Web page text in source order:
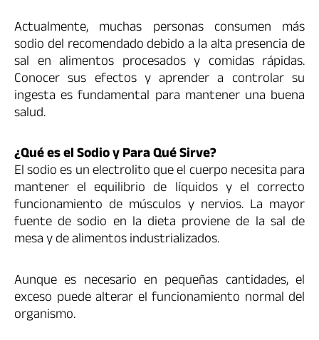
Actualmente, muchas personas consumen más
sodio del recomendado debido a la alta presencia de
sal en alimentos procesados y comidas rápidas.
Conocer sus efectos y aprender a controlar su
ingesta es fundamental para mantener una buena
salud.
¿Qué es el Sodio y Para Qué Sirve?
El sodio es un electrolito que el cuerpo necesita para
mantener el equilibrio de líquidos y el correcto
funcionamiento de músculos y nervios. La mayor
fuente de sodio en la dieta proviene de la sal de
mesa y de alimentos industrializados.
Aunque es necesario en pequeñas cantidades, el
exceso puede alterar el funcionamiento normal del
organismo.